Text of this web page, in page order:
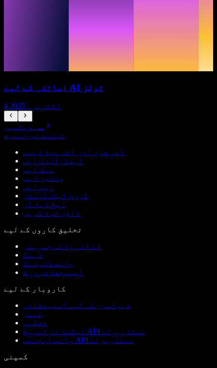
اساتذہ کے لیے AI ٹولز
4 اکتوبر، 2025
سب دیکھیں
ٹیکسٹ ٹو اسپیچ
آئی فون اور آئی پیڈ ایپس
اینڈرائیڈ ایپ
میک ایپ
ونڈوز ایپ
ویب ایپ
کروم ایکسٹینشن
ایج ایڈ آن
ڈاؤن لوڈ کریں
تخلیق کاروں کے لیے
اے آئی وائس جنریٹر
ڈبنگ
وائس کلوننگ
اسپیچفائی ورک
کاروبار کے لیے
ڈیولپرز کے لیے اسپیچفائی
ٹیمز
تعلیم
ٹیکسٹ ٹو اسپیچ API دستاویزات
وائس ایجنٹس API دستاویزات
کمپنی